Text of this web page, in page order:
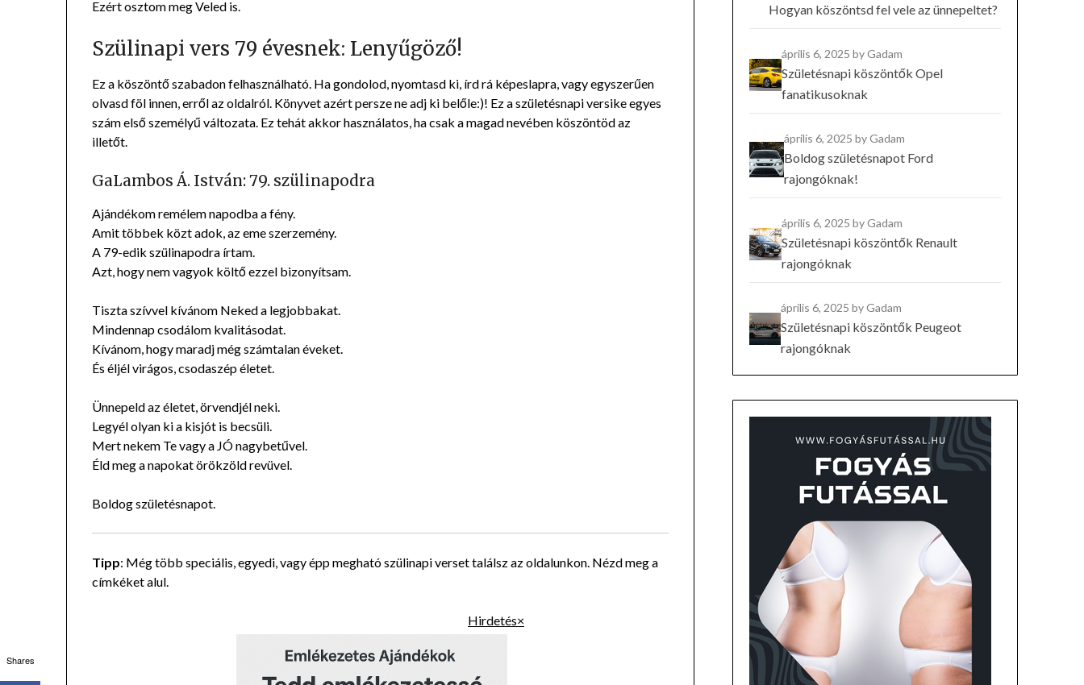
Ezért osztom meg Veled is.
Szülinapi vers 79 évesnek: Lenyűgöző!
Ez a köszöntő szabadon felhasználható. Ha gondolod, nyomtasd ki, írd rá képeslapra, vagy egyszerűen
olvasd föl innen, erről az oldalról. Könyvet azért persze ne adj ki belőle:)! Ez a születésnapi versike egyes
szám első személyű változata. Ez tehát akkor használatos, ha csak a magad nevében köszöntöd az
illetőt.
GaLambos Á. István: 79. szülinapodra
Ajándékom remélem napodba a fény.
Amit többek közt adok, az eme szerzemény.
A 79-edik szülinapodra írtam.
Azt, hogy nem vagyok költő ezzel bizonyítsam.
Tiszta szívvel kívánom Neked a legjobbakat.
Mindennap csodálom kvalitásodat.
Kívánom, hogy maradj még számtalan éveket.
És éljél virágos, csodaszép életet.
Ünnepeld az életet, örvendjél neki.
Legyél olyan ki a kisjót is becsüli.
Mert nekem Te vagy a JÓ nagybetűvel.
Éld meg a napokat örökzöld revüvel.
Boldog születésnapot.
Tipp: Még több speciális, egyedi, vagy épp megható szülinapi verset találsz az oldalunkon. Nézd meg a
címkéket alul.
Hogyan köszöntsd fel vele az ünnepeltet?
április 6, 2025 by Gadam
Születésnapi köszöntők Opel
fanatikusoknak
április 6, 2025by Gadam
Boldog születésnapot Ford
rajongóknak!
április 6, 2025 by Gadam
Születésnapi köszöntők Renault
rajongóknak
április 6, 2025by Gadam
Születésnapi köszöntők Peugeot
rajongóknak
Shares